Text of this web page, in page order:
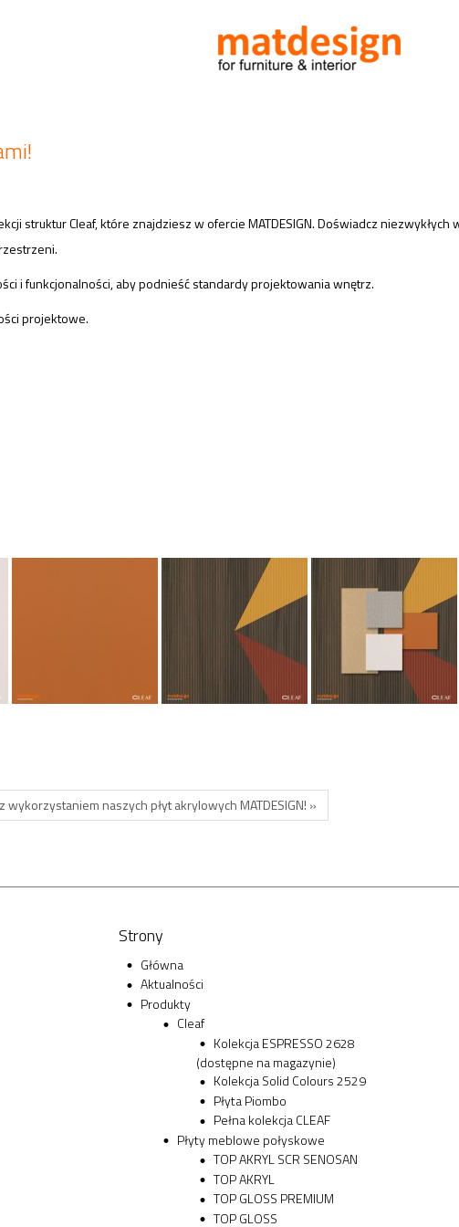
struktur Cleaf, które znajdziesz w ofercie MATDESIGN. Doświadcz
i funkcjonalności, aby podnieść standardy projektowania wnętrz.
projektowe.
wykorzystaniem naszych płyt akrylowych MATDESIGN! »
Strony
Główna
Aktualności
Produkty
Cleaf
Kolekcja ESPRESSO 2628
(dostępne na magazynie)
Kolekcja Solid Colours 2529
Płyta Piombo
Pełna kolekcja CLEAF
Płyty meblowe połyskowe
TOP AKRYL SCR SENOSAN
TOP AKRYL
TOP GLOSS PREMIUM
TOP GLOSS